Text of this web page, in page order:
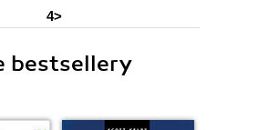
4>
bestsellery